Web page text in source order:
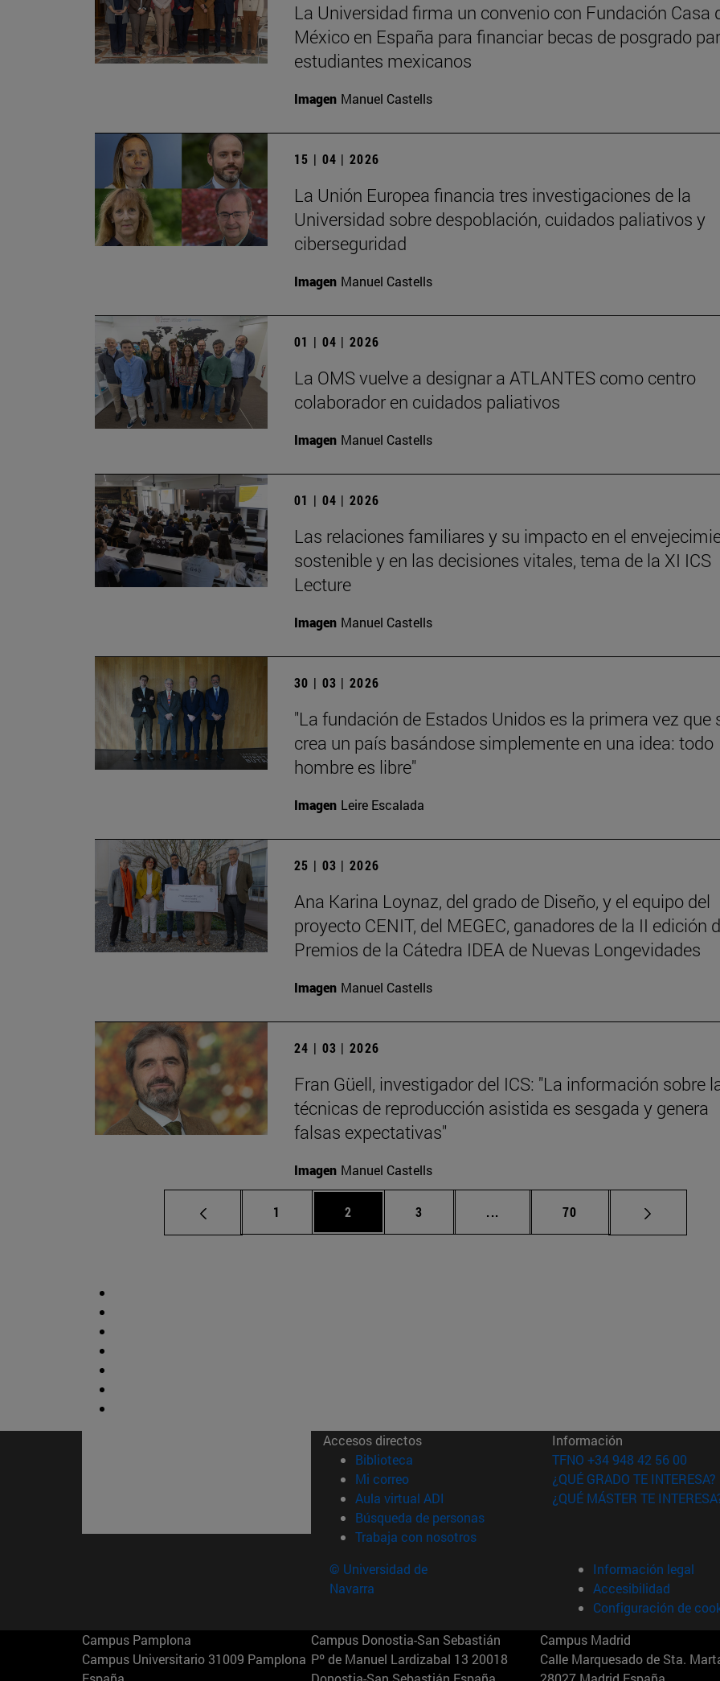
La Universidad firma un convenio con Fundación Casa
México en España para financiar becas de posgrado
estudiantes mexicanos
Imagen Manuel Castells
15 | 04 | 2026
La Unión Europea financia tres investigaciones de la
Universidad sobre despoblación, cuidados paliativos y
ciberseguridad
Imagen Manuel Castells
01 | 04 | 2026
La OMS vuelve a designar a ATLANTES como centro
colaborador en cuidados paliativos
Imagen Manuel Castells
01 | 04 | 2026
Las relaciones familiares y su impacto en el
sostenible y en las decisiones vitales, tema de la XI ICS
Lecture
Imagen Manuel Castells
30 | 03 | 2026
"La fundación de Estados Unidos es la primera vez que
crea un país basándose simplemente en una idea: todo
hombre es libre"
Imagen Leire Escalada
25 | 03 | 2026
Ana Karina Loynaz, del grado de Diseño, y el equipo del
proyecto CENIT, del MEGEC, ganadores de la II edición
Premios de la Cátedra IDEA de Nuevas Longevidades
Imagen Manuel Castells
24 | 03 | 2026
Fran Güell, investigador del ICS: "La información sobre
técnicas de reproducción asistida es sesgada y genera
falsas expectativas"
Imagen Manuel Castells
Página
1 Página
2 Página
3 ... Páginas intermedias Use TAB para
Página
70
Accesos directos
Biblioteca (abre en nueva ventana)
Mi correo(abre en nueva ventana)
Aula virtual ADI (abre en nueva ventana)
Búsqueda de personas(abre en nueva ventana)
Trabaja con nosotros(abre en nueva ventana)
Información
TFNO +34 948 42 56 00
¿QUÉ GRADO TE INTERESA?
¿QUÉ MÁSTER TE
© Universidad de
Navarra
Información legal
Accesibilidad
Configuración de
Campus Pamplona
Campus Universitario 31009 Pamplona
Campus Donostia-San Sebastián
Pº de Manuel Lardizabal 13 20018
Campus Madrid
Calle Marquesado de Sta.